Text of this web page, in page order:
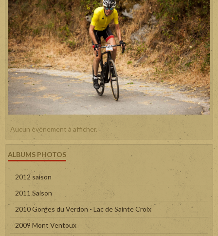
Aucun évènement à afficher.
ALBUMS PHOTOS
2012 saison
2011 Saison
2010 Gorges du Verdon - Lac de Sainte Croix
2009 Mont Ventoux